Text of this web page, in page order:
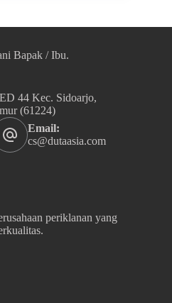
Bapak / Ibu.
44 Kec. Sidoarjo,
(61224)
Email:
cs@dutaasia.com
periklanan yang